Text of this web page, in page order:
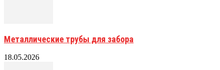
Металлические трубы для забора
18.05.2026